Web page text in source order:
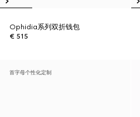
Ophidia系列双折钱包
€ 515
首字母个性化定制